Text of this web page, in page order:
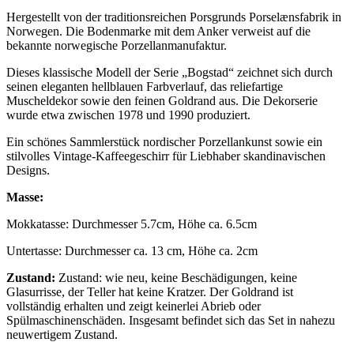
Hergestellt von der traditionsreichen Porsgrunds Porselænsfabrik in
Norwegen. Die Bodenmarke mit dem Anker verweist auf die
bekannte norwegische Porzellanmanufaktur.
Dieses klassische Modell der Serie „Bogstad“ zeichnet sich durch
seinen eleganten hellblauen Farbverlauf, das reliefartige
Muscheldekor sowie den feinen Goldrand aus. Die Dekorserie
wurde etwa zwischen 1978 und 1990 produziert.
Ein schönes Sammlerstück nordischer Porzellankunst sowie ein
stilvolles Vintage-Kaffeegeschirr für Liebhaber skandinavischen
Designs.
Masse:
Mokkatasse: Durchmesser 5.7cm, Höhe ca. 6.5cm
Untertasse: Durchmesser ca. 13 cm, Höhe ca. 2cm
Zustand: Zustand: wie neu, keine Beschädigungen, keine
Glasurrisse, der Teller hat keine Kratzer. Der Goldrand ist
vollständig erhalten und zeigt keinerlei Abrieb oder
Spülmaschinenschäden. Insgesamt befindet sich das Set in nahezu
neuwertigem Zustand.